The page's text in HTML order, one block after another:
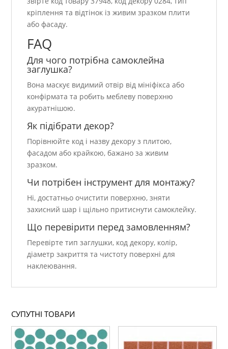
кріплення та відтінок із живим зразком плити
або фасаду.
FAQ
Для чого потрібна самоклейна
заглушка?
Вона маскує видимий отвір від мініфікса або
конфірмата та робить меблеву поверхню
акуратнішою.
Як підібрати декор?
Порівнюйте код і назву декору з плитою,
фасадом або крайкою, бажано за живим
зразком.
Чи потрібен інструмент для монтажу?
Ні, достатньо очистити поверхню, зняти
захисний шар і щільно притиснути самоклейку.
Що перевірити перед замовленням?
Перевірте тип заглушки, код декору, колір,
діаметр закриття та чистоту поверхні для
наклеювання.
СУПУТНІ ТОВАРИ